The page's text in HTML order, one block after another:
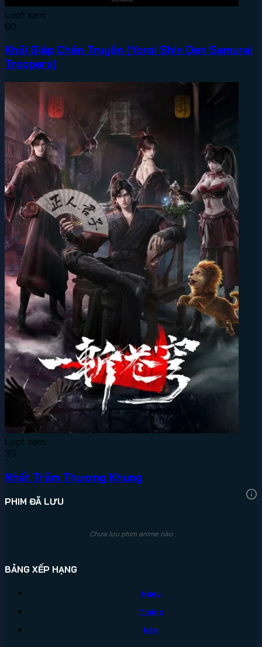
Lượt xem:
90
Khải Giáp Chân Truyền (Yoroi Shin Den Samurai
Troopers)
Lượt xem:
35
Nhất Trảm Thương Khung
PHIM ĐÃ LƯU
Chưa lưu phim anime nào
BẢNG XẾP HẠNG
Ngày
Tháng
Năm